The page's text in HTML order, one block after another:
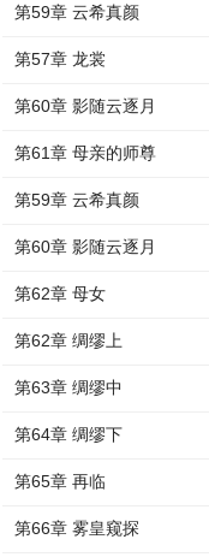
第59章 云希真颜
第57章 龙裳
第60章 影随云逐月
第61章 母亲的师尊
第59章 云希真颜
第60章 影随云逐月
第62章 母女
第62章 绸缪上
第63章 绸缪中
第64章 绸缪下
第65章 再临
第66章 雾皇窥探